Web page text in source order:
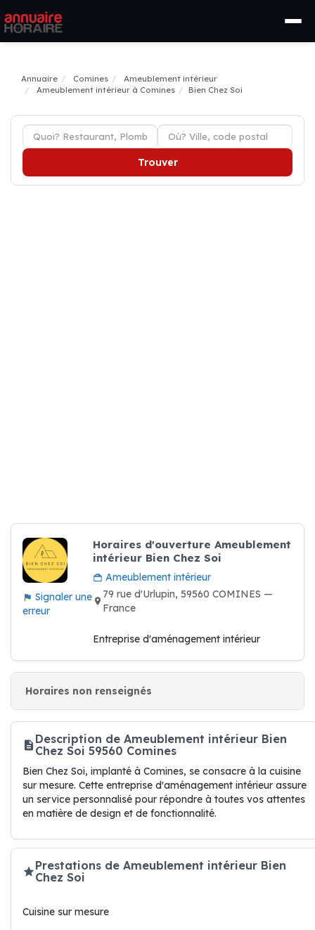
Annuaire Comines
Ameublement intérieur
Ameublement intérieur à Comines
Bien Chez Soi
Trouver
Signaler une
erreur
Horaires d'ouverture Ameublement
intérieur Bien Chez Soi
Ameublement intérieur
79 rue d'Urlupin, 59560 COMINES —
France
Entreprise d'aménagement intérieur
Horaires non renseignés
Description de Ameublement intérieur Bien
Chez Soi 59560 Comines
Bien Chez Soi, implanté à Comines, se consacre à la cuisine
sur mesure. Cette entreprise d'aménagement intérieur assure
un service personnalisé pour répondre à toutes vos attentes
en matière de design et de fonctionnalité.
Prestations de Ameublement intérieur Bien
Chez Soi
Cuisine sur mesure